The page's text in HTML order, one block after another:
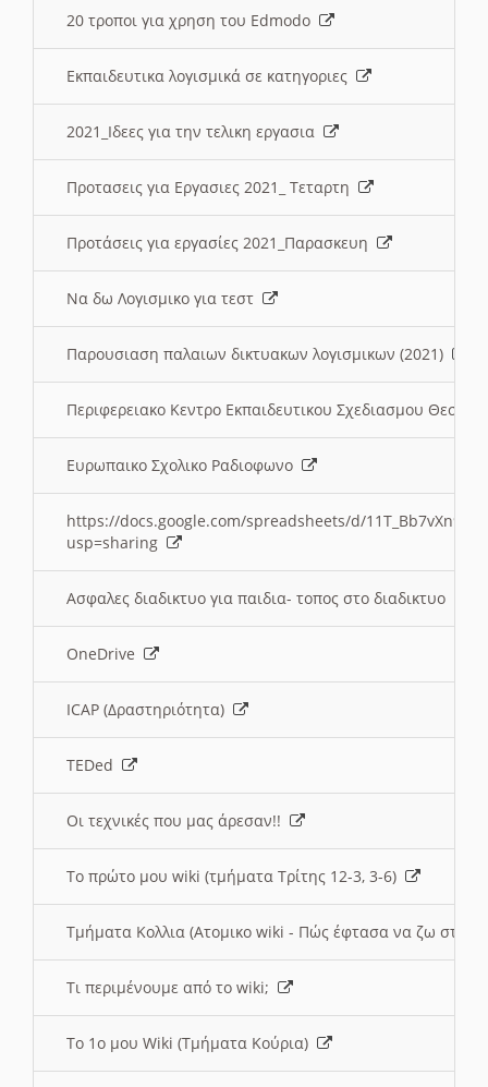
20 τροποι για χρηση του Edmodo
Εκπαιδευτικα λογισμικά σε κατηγοριες
2021_Ιδεες για την τελικη εργασια
Προτασεις για Εργασιες 2021_ Τεταρτη
Προτάσεις για εργασίες 2021_Παρασκευη
Να δω Λογισμικο για τεστ
Παρουσιαση παλαιων δικτυακων λογισμικων (2021)
Περιφερειακο Κεντρο Εκπαιδευτικου Σχεδιασμου
Ευρωπαικο Σχολικο Ραδιοφωνο
https://docs.google.com/spreadsheets/d/
usp=sharing
Ασφαλες διαδικτυο για παιδια- τοπος στο διαδικτυο
OneDrive
ICAP (Δραστηριότητα)
TEDed
Οι τεχνικές που μας άρεσαν!!
Το πρώτο μου wiki (τμήματα Τρίτης 12-3, 3-6)
Τμήματα Κολλια (Ατομικο wiki - Πώς έφτασα να ζω στην
Τι περιμένουμε από το wiki;
Το 1ο μου Wiki (Τμήματα Κούρια)